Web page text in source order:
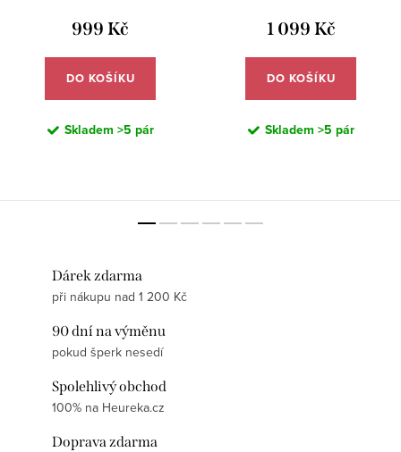
999 Kč
DO KOŠÍKU
Skladem >5 pár
1 099 Kč
DO KOŠÍKU
Skladem >5 pár
Dárek zdarma
při nákupu nad 1 200 Kč
90 dní na výměnu
pokud šperk nesedí
Spolehlivý obchod
100% na Heureka.cz
Doprava zdarma